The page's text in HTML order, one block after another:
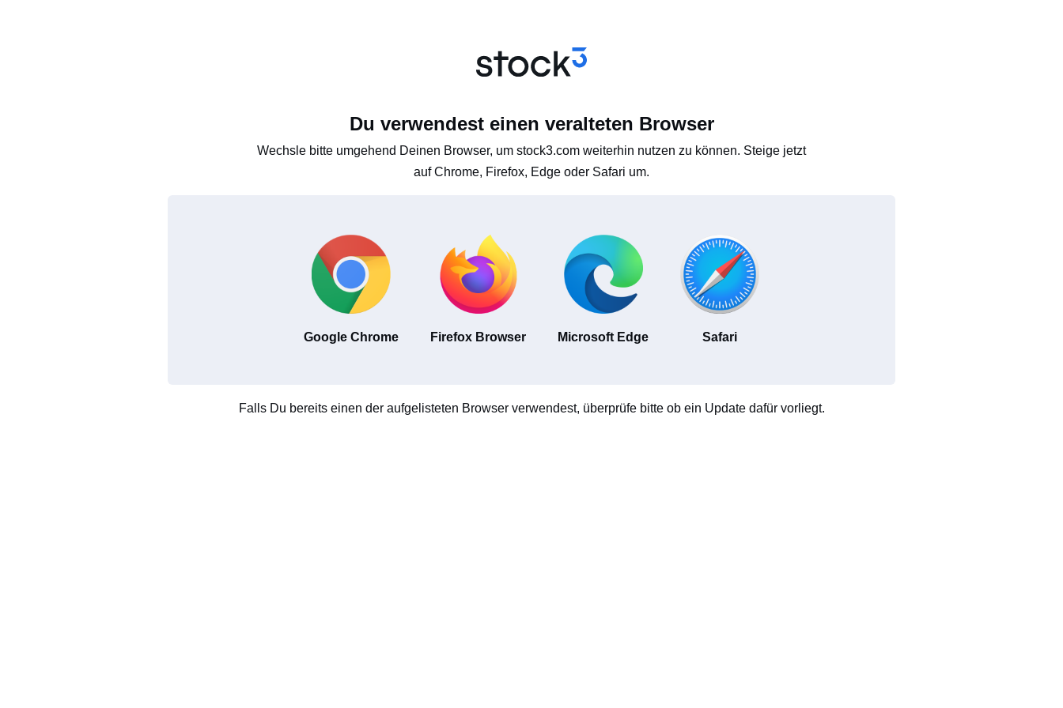
Du verwendest einen veralteten Browser
Wechsle bitte umgehend Deinen Browser, um stock3.com weiterhin nutzen zu können. Steige jetzt
auf Chrome, Firefox, Edge oder Safari um.
Google Chrome Firefox Browser Microsoft Edge Safari
Falls Du bereits einen der aufgelisteten Browser verwendest, überprüfe bitte ob ein Update dafür vorliegt.